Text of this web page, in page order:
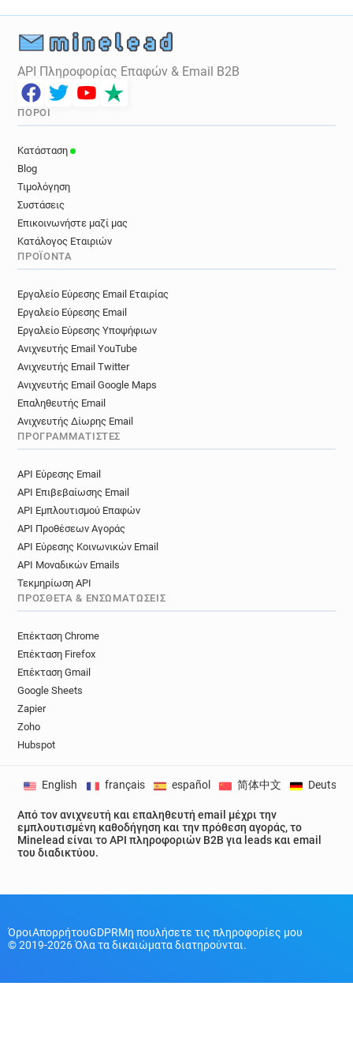
c********@editions-tissot.fr
f************@editions-tissot.fr
x**********@editions-tissot.fr
b*****@editions-tissot.fr
API Πληροφορίας Επαφών & Email B2B
ΠΌΡΟΙ
Κατάσταση
Blog
Τιμολόγηση
Συστάσεις
Επικοινωνήστε μαζί μας
Κατάλογος Εταιριών
ΠΡΟΪΌΝΤΑ
Εργαλείο Εύρεσης Email Εταιρίας
Εργαλείο Εύρεσης Email
Εργαλείο Εύρεσης Υποψήφιων
Ανιχνευτής Email YouTube
Ανιχνευτής Email Twitter
Ανιχνευτής Email Google Maps
Επαληθευτής Email
Ανιχνευτής Δίωρης Email
ΠΡΟΓΡΑΜΜΑΤΙΣΤΈΣ
API Εύρεσης Email
API Επιβεβαίωσης Email
API Εμπλουτισμού Επαφών
API Προθέσεων Αγοράς
API Εύρεσης Κοινωνικών Email
API Μοναδικών Emails
Τεκμηρίωση API
ΠΡΌΣΘΕΤΑ & ΕΝΣΩΜΑΤΏΣΕΙΣ
Επέκταση Chrome
Επέκταση Firefox
Επέκταση Gmail
Google Sheets
Zapier
Zoho
Hubspot
Από τον ανιχνευτή και επαληθευτή email μέχρι την
εμπλουτισμένη καθοδήγηση και την πρόθεση αγοράς, το
Minelead είναι το API πληροφοριών B2B για leads και email
του διαδικτύου.
English français español 简体中文 Deutsch
ΌροιΑπορρήτουGDPRΜη πουλήσετε τις πληροφορίες μου
© 2019-2026 Όλα τα δικαιώματα διατηρούνται.